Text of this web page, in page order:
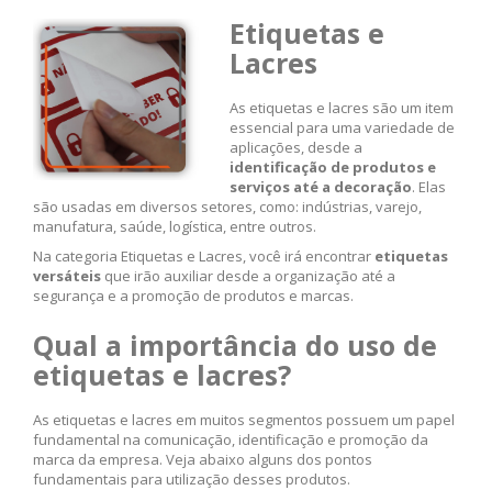
Etiquetas e
Lacres
As etiquetas e lacres são um item
essencial para uma variedade de
aplicações, desde a
identificação de produtos e
serviços até a decoração. Elas
são usadas em diversos setores, como: indústrias, varejo,
manufatura, saúde, logística, entre outros.
Na categoria Etiquetas e Lacres, você irá encontrar etiquetas
versáteis que irão auxiliar desde a organização até a
segurança e a promoção de produtos e marcas.
Qual a importância do uso de
etiquetas e lacres?
As etiquetas e lacres em muitos segmentos possuem um papel
fundamental na comunicação, identificação e promoção da
marca da empresa. Veja abaixo alguns dos pontos
fundamentais para utilização desses produtos.